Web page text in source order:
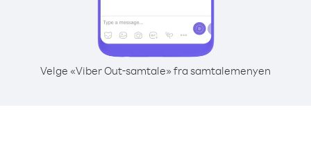
Velge «Viber Out-samtale» fra samtalemenyen